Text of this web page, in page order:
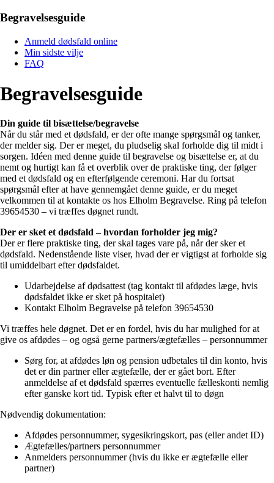
Begravelsesguide
Anmeld dødsfald online
Min sidste vilje
FAQ
Begravelsesguide
Din guide til bisættelse/begravelse
Når du står med et dødsfald, er der ofte mange spørgsmål og tanker,
der melder sig. Der er meget, du pludselig skal forholde dig til midt i
sorgen. Idéen med denne guide til begravelse og bisættelse er, at du
nemt og hurtigt kan få et overblik over de praktiske ting, der følger
med et dødsfald og en efterfølgende ceremoni. Har du fortsat
spørgsmål efter at have gennemgået denne guide, er du meget
velkommen til at kontakte os hos Elholm Begravelse. Ring på telefon
39654530 – vi træffes døgnet rundt.
Der er sket et dødsfald – hvordan forholder jeg mig?
Der er flere praktiske ting, der skal tages vare på, når der sker et
dødsfald. Nedenstående liste viser, hvad der er vigtigst at forholde sig
til umiddelbart efter dødsfaldet.
Udarbejdelse af dødsattest (tag kontakt til afdødes læge, hvis
dødsfaldet ikke er sket på hospitalet)
Kontakt Elholm Begravelse på telefon 39654530
Vi træffes hele døgnet. Det er en fordel, hvis du har mulighed for at
give os afdødes – og også gerne partners/ægtefælles – personnummer
Sørg for, at afdødes løn og pension udbetales til din konto, hvis
det er din partner eller ægtefælle, der er gået bort. Efter
anmeldelse af et dødsfald spærres eventuelle fælleskonti nemlig
efter ganske kort tid. Typisk efter et halvt til to døgn
Nødvendig dokumentation:
Afdødes personnummer, sygesikringskort, pas (eller andet ID)
Ægtefælles/partners personnummer
Anmelders personnummer (hvis du ikke er ægtefælle eller
partner)